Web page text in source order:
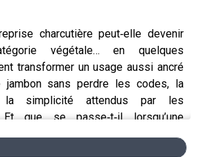
charcutière peut‑elle devenir
végétale… en quelques
transformer un usage aussi ancré
jambon sans perdre les codes, la
la simplicité attendus par les
Et que se passe‑t‑il lorsqu’une
aussi une réussite commerciale